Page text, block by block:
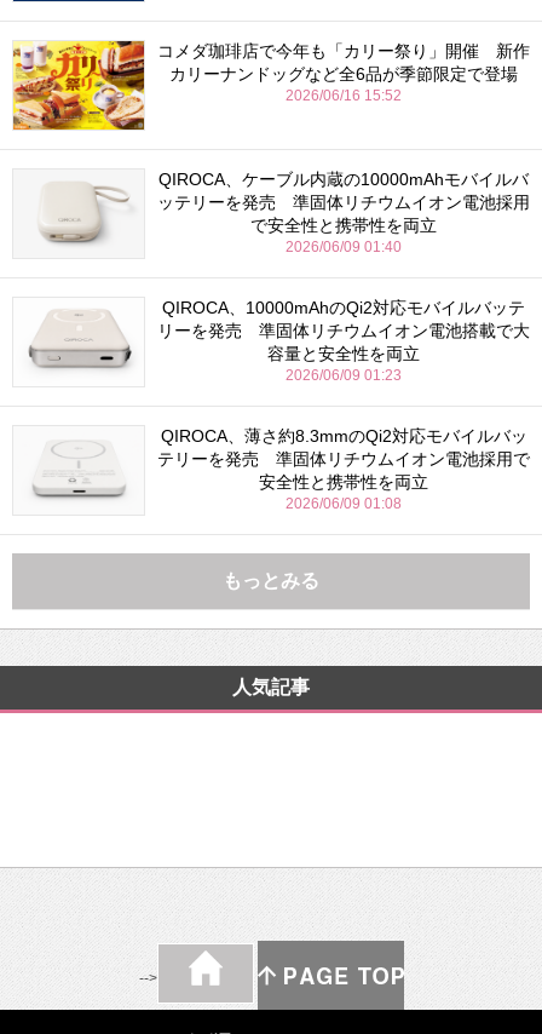
コメダ珈琲店で今年も「カリー祭り」開催 新作
カリーナンドッグなど全6品が季節限定で登場
2026/06/16 15:52
QIROCA、ケーブル内蔵の10000mAhモバイルバ
ッテリーを発売 準固体リチウムイオン電池採用
で安全性と携帯性を両立
2026/06/09 01:40
QIROCA、10000mAhのQi2対応モバイルバッテ
リーを発売 準固体リチウムイオン電池搭載で大
容量と安全性を両立
2026/06/09 01:23
QIROCA、薄さ約8.3mmのQi2対応モバイルバッ
テリーを発売 準固体リチウムイオン電池採用で
安全性と携帯性を両立
2026/06/09 01:08
もっとみる
人気記事
-->